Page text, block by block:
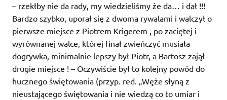
– rzekłby nie da rady, my wiedzieliśmy że da… i dał !!!
Bardzo szybko, uporał się z dwoma rywalami i walczył o
pierwsze miejsce z Piotrem Krigerem , po zaciętej i
wyrównanej walce, której finał zwieńczyć musiała
dogrywka, minimalnie lepszy był Piotr, a Bartosz zajął
drugie miejsce ! – Oczywiście był to kolejny powód do
hucznego świętowania (przyp. red. „Węże słyną z
nieustającego świętowania i nie wiedzą co to umiar i